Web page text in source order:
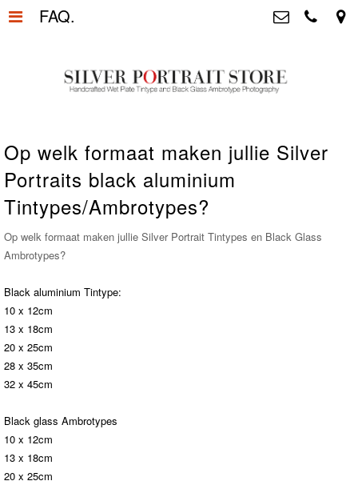
Silver Portraits S-M-L >
Info Store >
FAQ. >
Prijzen >
Blog - Publicaties
Reviews
Dutchphotography.nl
Utrechtsedwarsstraat 87, 1017 WD
info@silverportraitstore.nl
FAQ.
Op welk formaat maken jullie Silver
Portraits black aluminium
Tintypes/Ambrotypes?
Op welk formaat maken jullie Silver Portrait Tintypes en Black Glass
Ambrotypes?
Black aluminium Tintype:
10 x 12cm
13 x 18cm
20 x 25cm
28 x 35cm
32 x 45cm
Black glass Ambrotypes
10 x 12cm
13 x 18cm
20 x 25cm